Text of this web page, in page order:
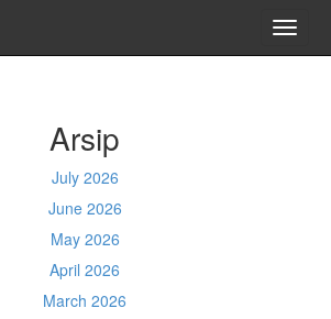
Arsip
July 2026
June 2026
May 2026
April 2026
March 2026